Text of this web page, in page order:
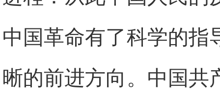
中国革命有了科学的指
晰的前进方向。中国共